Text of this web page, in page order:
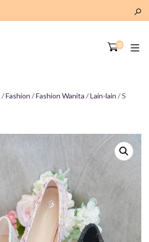
0
/Fashion /Fashion Wanita /Lain-lain / S